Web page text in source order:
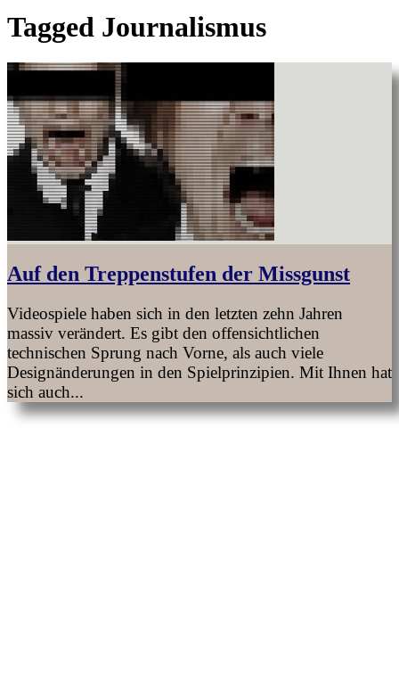
Tagged Journalismus
Auf den Treppenstufen der Missgunst
Videospiele haben sich in den letzten zehn Jahren
massiv verändert. Es gibt den offensichtlichen
technischen Sprung nach Vorne, als auch viele
Designänderungen in den Spielprinzipien. Mit Ihnen hat
sich auch...